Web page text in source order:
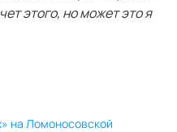
этого, но может это я
на Ломоносовской